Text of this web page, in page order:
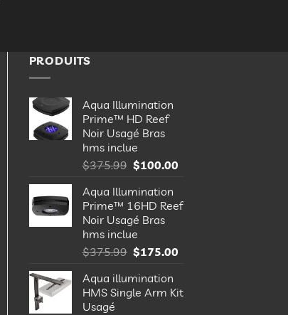
PRODUITS
Aqua Illumination
Prime™ HD Reef
Noir Usagé Bras
hms inclue
$375.99 Le
initial
était :
$375.99.
$100.00
est :
Aqua Illumination
Prime™ 16HD Reef
Noir Usagé Bras
hms inclue
$375.99 Le
initial
était :
$175.00
est :
Aqua illumination
HMS Single Arm Kit
Usagé